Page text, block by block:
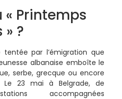
« Printemps
?
tentée par l’émigration que
albanaise emboîte le
serbe, grecque ou encore
Le 23 mai à Belgrade, de
accompagnées